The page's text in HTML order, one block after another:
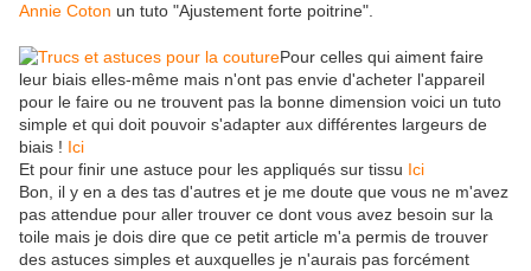
Annie Coton un tuto "Ajustement forte poitrine".
Pour celles qui aiment faire
leur biais elles-même mais n'ont pas envie d'acheter l'appareil
pour le faire ou ne trouvent pas la bonne dimension voici un tuto
simple et qui doit pouvoir s'adapter aux différentes largeurs de
biais ! Ici
Et pour finir une astuce pour les appliqués sur tissu Ici
Bon, il y en a des tas d'autres et je me doute que vous ne m'avez
pas attendue pour aller trouver ce dont vous avez besoin sur la
toile mais je dois dire que ce petit article m'a permis de trouver
des astuces simples et auxquelles je n'aurais pas forcément